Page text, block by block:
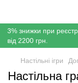
3% знижки при
від 2200 грн.
Настільні ігри
Настільна